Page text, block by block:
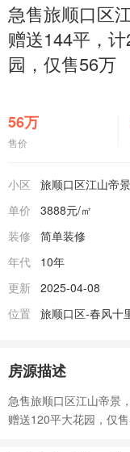
急售旅顺口区
赠送144平，
园，仅售56万
56万
售价
小区 旅顺口区江山帝景
单价
3888元/㎡
装修
简单装修
年代
10年
更新 2025-04-08
位置
旅顺口区-春风十
房源描述
急售旅顺口区江山帝景
赠送120平大花园，仅